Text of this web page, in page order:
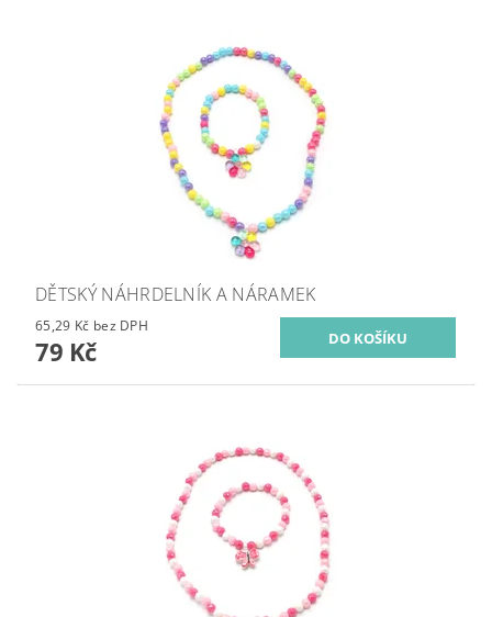
DĚTSKÝ NÁHRDELNÍK A NÁRAMEK
65,29 Kč bez DPH
79 Kč